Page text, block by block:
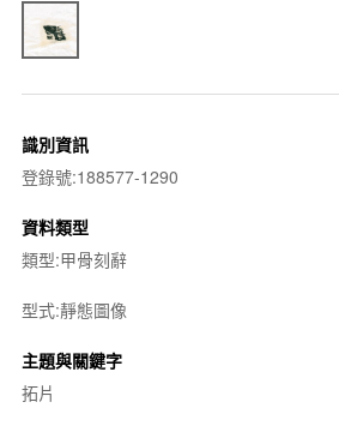
識別資訊
登錄號:188577-1290
資料類型
類型:甲骨刻辭
型式:靜態圖像
主題與關鍵字
拓片